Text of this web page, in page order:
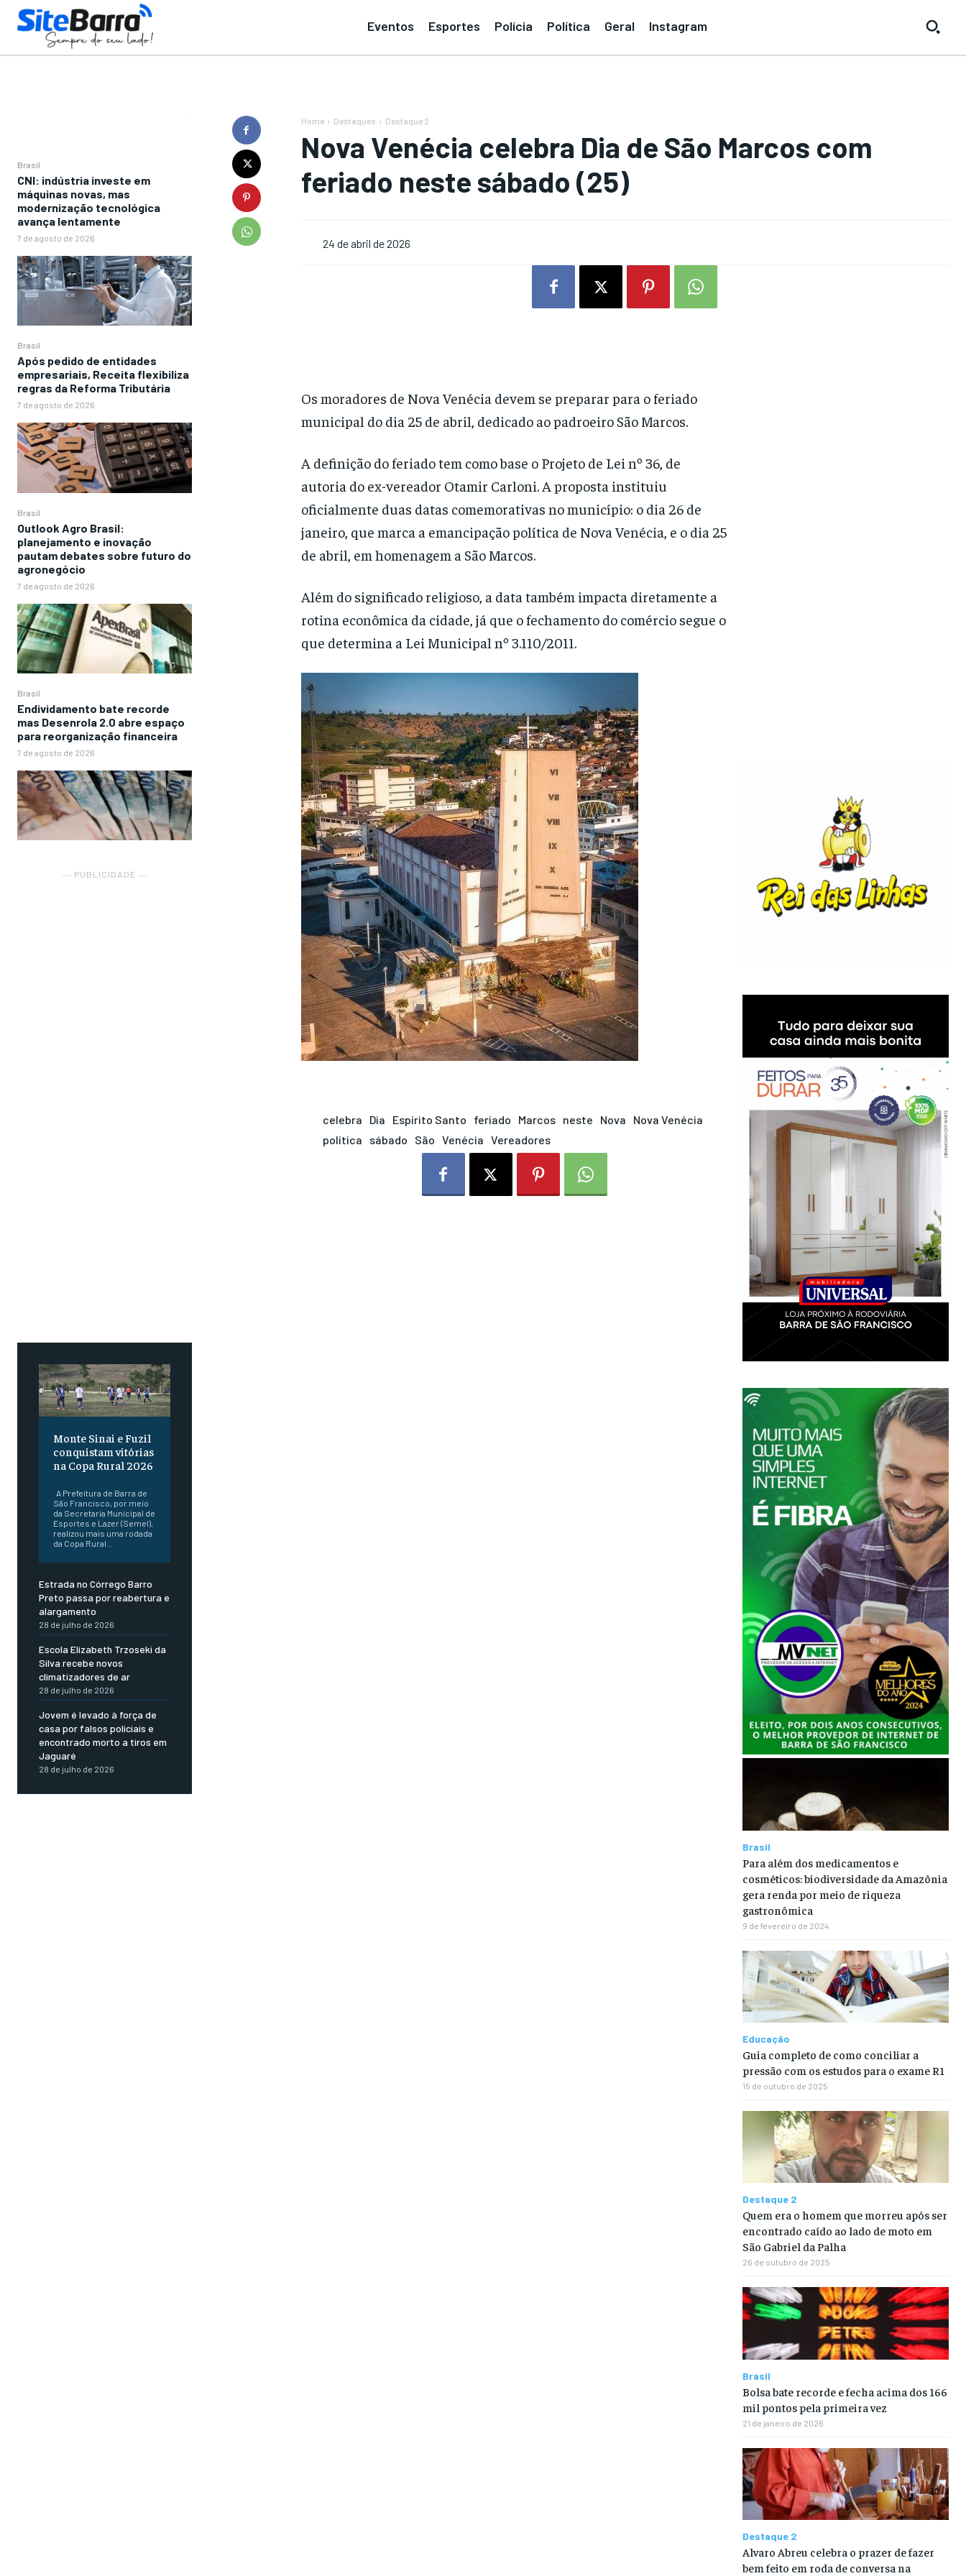
Eventos Esportes Polícia Política Geral Instagram
Brasil
CNI: indústria investe em
máquinas novas, mas
modernização tecnológica
avança lentamente
7 de agosto de 2026
Brasil
Após pedido de entidades
empresariais, Receita flexibiliza
regras da Reforma Tributária
7 de agosto de 2026
Brasil
Outlook Agro Brasil:
planejamento e inovação
pautam debates sobre futuro do
agronegócio
7 de agosto de 2026
Brasil
Endividamento bate recorde
mas Desenrola 2.0 abre espaço
para reorganização financeira
7 de agosto de 2026
― PUBLICIDADE ―
Monte Sinai e Fuzil
conquistam vitórias
na Copa Rural 2026
A Prefeitura de Barra de
São Francisco, por meio
da Secretaria Municipal de
Esportes e Lazer (Semel),
realizou mais uma rodada
da Copa Rural...
Estrada no Córrego Barro
Preto passa por reabertura e
alargamento
28 de julho de 2026
Escola Elizabeth Trzoseki da
Silva recebe novos
climatizadores de ar
28 de julho de 2026
Jovem é levado à força de
casa por falsos policiais e
encontrado morto a tiros em
Jaguaré
28 de julho de 2026
Home Destaques Destaque 2
Nova Venécia celebra Dia de São Marcos com
feriado neste sábado (25)
24 de abril de 2026
Os moradores de Nova Venécia devem se preparar para o feriado
municipal do dia 25 de abril, dedicado ao padroeiro São Marcos.
A definição do feriado tem como base o Projeto de Lei nº 36, de
autoria do ex-vereador Otamir Carloni. A proposta instituiu
oficialmente duas datas comemorativas no município: o dia 26 de
janeiro, que marca a emancipação política de Nova Venécia, e o dia 25
de abril, em homenagem a São Marcos.
Além do significado religioso, a data também impacta diretamente a
rotina econômica da cidade, já que o fechamento do comércio segue o
que determina a Lei Municipal nº 3.110/2011.
celebra Dia Espírito Santo feriado Marcos neste Nova
Nova Venécia
política
sábado São Venécia Vereadores
Brasil
Para além dos medicamentos e
cosméticos: biodiversidade da Amazônia
gera renda por meio de riqueza
gastronômica
9 de fevereiro de 2024
Educação
Guia completo de como conciliar a
pressão com os estudos para o exame R1
15 de outubro de 2025
Destaque 2
Quem era o homem que morreu após ser
encontrado caído ao lado de moto em
São Gabriel da Palha
26 de outubro de 2025
Brasil
Bolsa bate recorde e fecha acima dos 166
mil pontos pela primeira vez
21 de janeiro de 2026
Destaque 2
Alvaro Abreu celebra o prazer de fazer
bem feito em roda de conversa na